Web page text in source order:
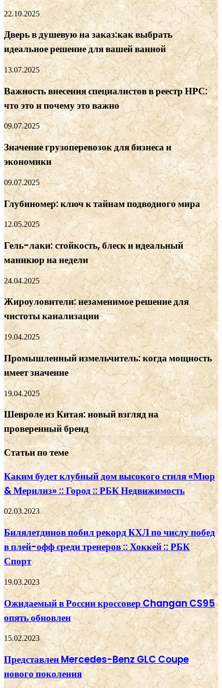
22.10.2025
Дверь в душевую на заказ:как выбрать
идеальное решение для вашей ванной
13.07.2025
Важность внесения специалистов в реестр НРС:
что это и почему это важно
09.07.2025
Значение грузоперевозок для бизнеса и
экономики
09.07.2025
Глубиномер: ключ к тайнам подводного мира
12.05.2025
Гель-лаки: стойкость, блеск и идеальный
маникюр на недели
24.04.2025
Жироуловители: незаменимое решение для
чистоты канализации
19.04.2025
Промышленный измельчитель: когда мощность
имеет значение
19.04.2025
Шевроле из Китая: новый взгляд на
проверенный бренд
Статьи по теме
Каким будет клубный дом высокого стиля «Мюр
& Мерилиз» :: Город :: РБК Недвижимость
02.03.2023
Билялетдинов побил рекорд КХЛ по числу побед
в плей-офф среди тренеров :: Хоккей :: РБК
Спорт
19.03.2023
Ожидаемый в России кроссовер Changan CS95
опять обновлен
15.02.2023
Представлен Mercedes-Benz GLC Coupe
нового поколения